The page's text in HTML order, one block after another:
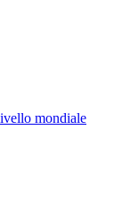
mondiale